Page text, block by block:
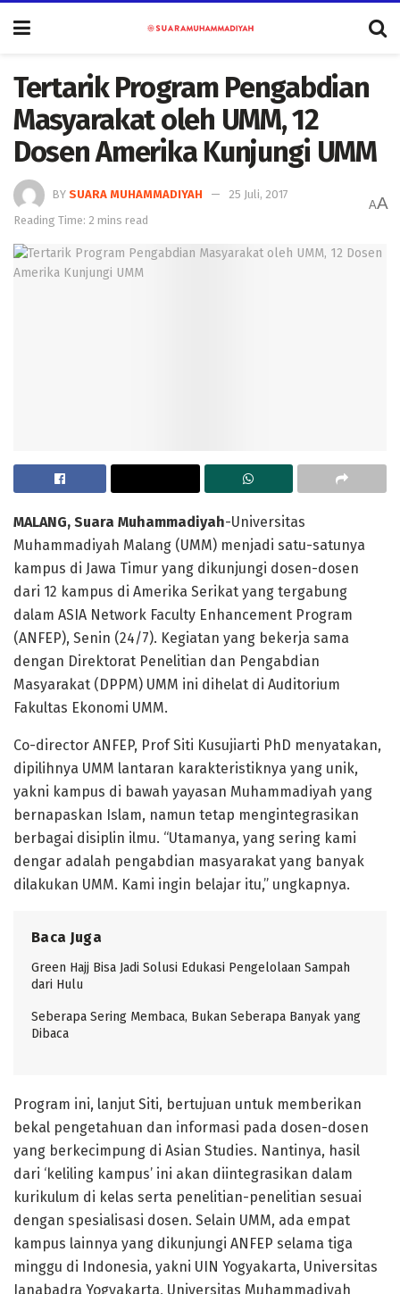
Tertarik Program Pengabdian
Masyarakat oleh UMM, 12
Dosen Amerika Kunjungi UMM
BY SUARA MUHAMMADIYAH
25 Juli, 2017
Reading Time: 2 mins read
AA
MALANG, Suara Muhammadiyah-Universitas
Muhammadiyah Malang (UMM) menjadi satu-satunya
kampus di Jawa Timur yang dikunjungi dosen-dosen
dari 12 kampus di Amerika Serikat yang tergabung
dalam ASIA Network Faculty Enhancement Program
(ANFEP), Senin (24/7). Kegiatan yang bekerja sama
dengan Direktorat Penelitian dan Pengabdian
Masyarakat (DPPM) UMM ini dihelat di Auditorium
Fakultas Ekonomi UMM.
Co-director ANFEP, Prof Siti Kusujiarti PhD menyatakan,
dipilihnya UMM lantaran karakteristiknya yang unik,
yakni kampus di bawah yayasan Muhammadiyah yang
bernapaskan Islam, namun tetap mengintegrasikan
berbagai disiplin ilmu. “Utamanya, yang sering kami
dengar adalah pengabdian masyarakat yang banyak
dilakukan UMM. Kami ingin belajar itu,” ungkapnya.
Baca Juga
Green Hajj Bisa Jadi Solusi Edukasi Pengelolaan Sampah
dari Hulu
Seberapa Sering Membaca, Bukan Seberapa Banyak yang
Dibaca
Program ini, lanjut Siti, bertujuan untuk memberikan
bekal pengetahuan dan informasi pada dosen-dosen
yang berkecimpung di Asian Studies. Nantinya, hasil
dari ‘keliling kampus’ ini akan diintegrasikan dalam
kurikulum di kelas serta penelitian-penelitian sesuai
dengan spesialisasi dosen. Selain UMM, ada empat
kampus lainnya yang dikunjungi ANFEP selama tiga
minggu di Indonesia, yakni UIN Yogyakarta, Universitas
Janabadra Yogyakarta, Universitas Muhammadiyah